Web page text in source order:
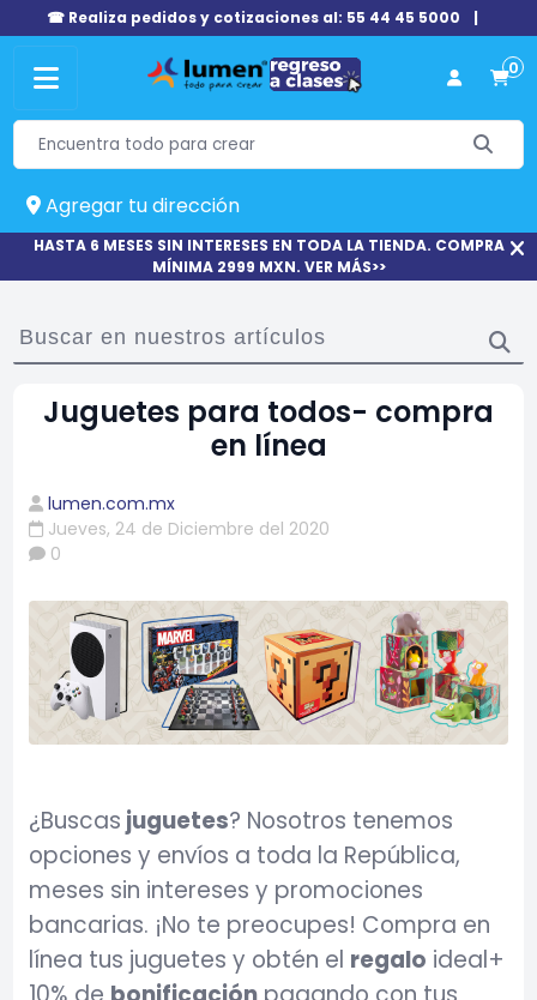
☎ Realiza pedidos y cotizaciones al: 55 44 45 5000 |
0
Agregar tu dirección
HASTA 6 MESES SIN INTERESES EN TODA LA TIENDA. COMPRA
MÍNIMA 2999 MXN. VER MÁS>>
Juguetes para todos- compra
en línea
lumen.com.mx
Jueves, 24 de Diciembre del 2020
0
¿Buscas juguetes? Nosotros tenemos
opciones y envíos a toda la República,
meses sin intereses y promociones
bancarias. ¡No te preocupes! Compra en
línea tus juguetes y obtén el regalo ideal+